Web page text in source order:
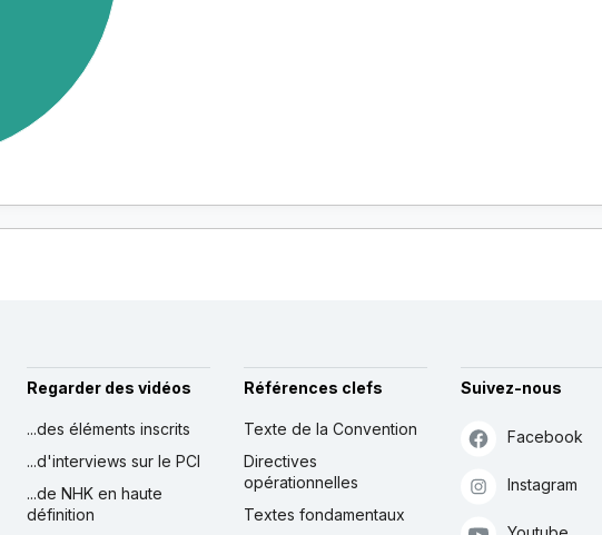
Regarder des vidéos
...des éléments inscrits
...d'interviews sur le PCI
...de NHK en haute
définition
Références clefs
Texte de la Convention
Directives
opérationnelles
Textes fondamentaux
Suivez-nous
Facebook
Instagram